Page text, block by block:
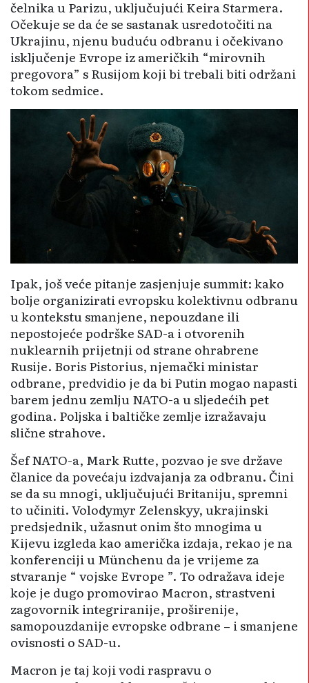
čelnika u Parizu, uključujući Keira Starmera.
Očekuje se da će se sastanak usredotočiti na
Ukrajinu, njenu buduću odbranu i očekivano
isključenje Evrope iz američkih “mirovnih
pregovora” s Rusijom koji bi trebali biti održani
tokom sedmice.
Ipak, još veće pitanje zasjenjuje summit: kako
bolje organizirati evropsku kolektivnu odbranu
u kontekstu smanjene, nepouzdane ili
nepostojeće podrške SAD-a i otvorenih
nuklearnih prijetnji od strane ohrabrene
Rusije. Boris Pistorius, njemački ministar
odbrane, predvidio je da bi Putin mogao napasti
barem jednu zemlju NATO-a u sljedećih pet
godina. Poljska i baltičke zemlje izražavaju
slične strahove.
Šef NATO-a, Mark Rutte, pozvao je sve države
članice da povećaju izdvajanja za odbranu. Čini
se da su mnogi, uključujući Britaniju, spremni
to učiniti. Volodymyr Zelenskyy, ukrajinski
predsjednik, užasnut onim što mnogima u
Kijevu izgleda kao američka izdaja, rekao je na
konferenciji u Münchenu da je vrijeme za
stvaranje “ vojske Evrope ”. To odražava ideje
koje je dugo promovirao Macron, strastveni
zagovornik integriranije, proširenije,
samopouzdanije evropske odbrane – i smanjene
ovisnosti o SAD-u.
Macron je taj koji vodi raspravu o